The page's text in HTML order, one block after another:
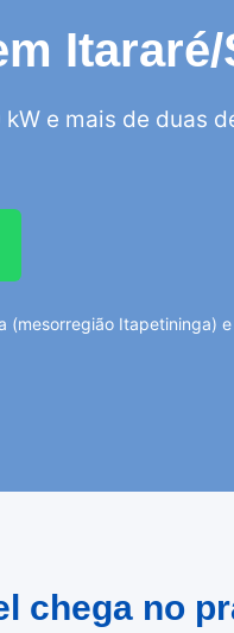
Itararé/
e mais de duas
(mesorregião Itapetininga)
chega no